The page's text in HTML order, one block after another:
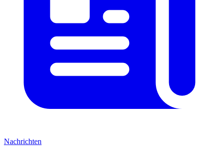
Nachrichten